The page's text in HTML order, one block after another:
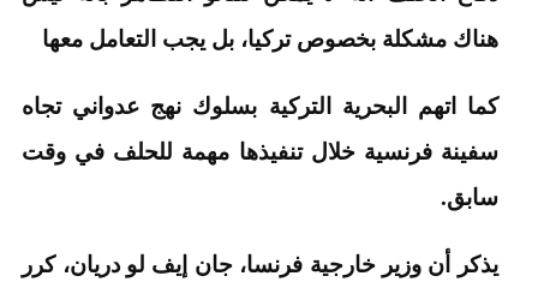
هناك مشكلة بخصوص تركيا، بل يجب التعامل معها
كما اتهم البحرية التركية بسلوك نهج عدواني تجاه
سفينة فرنسية خلال تنفيذها مهمة للحلف في وقت
سابق.
يذكر أن وزير خارجية فرنسا، جان إيف لو دريان، كرر